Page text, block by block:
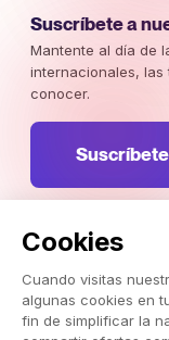
Cookies
Cuando visitas
algunas cookies en
fin de simplificar la
Suscríbete a
Mantente al día de
internacionales, las
conocer.
Weglot ©
Copyright ©